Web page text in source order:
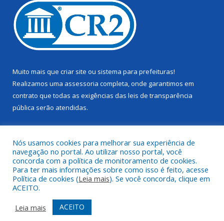
Muito mais que criar site ou sistema para prefeituras!
Realizamos uma assessoria completa, onde garantimos em
contrato que todas as exigências das leis de transparência
pública serão atendidas.
Todos os direitos reservados a Câmara Municipal de Juruti.
Mapa do Site
Acessar Área Administrativa
Acessar Webmail
Nós usamos cookies para melhorar sua experiência de
navegação no portal. Ao utilizar nosso portal, você
concorda com a política de monitoramento de cookies.
Para ter mais informações sobre como isso é feito, acesse
Política de cookies (Leia mais). Se você concorda, clique em
ACEITO.
Leia mais
ACEITO